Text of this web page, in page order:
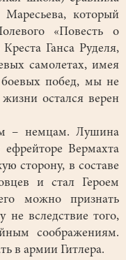
который
«Повесть о
Ганса Руделя,
самолетах, имея
побед, мы не
остался верен
– немцам. Лушина
Вермахта
сторону, в составе
и стал Героем
можно признать
вследствие того,
соображениям.
в армии Гитлера.